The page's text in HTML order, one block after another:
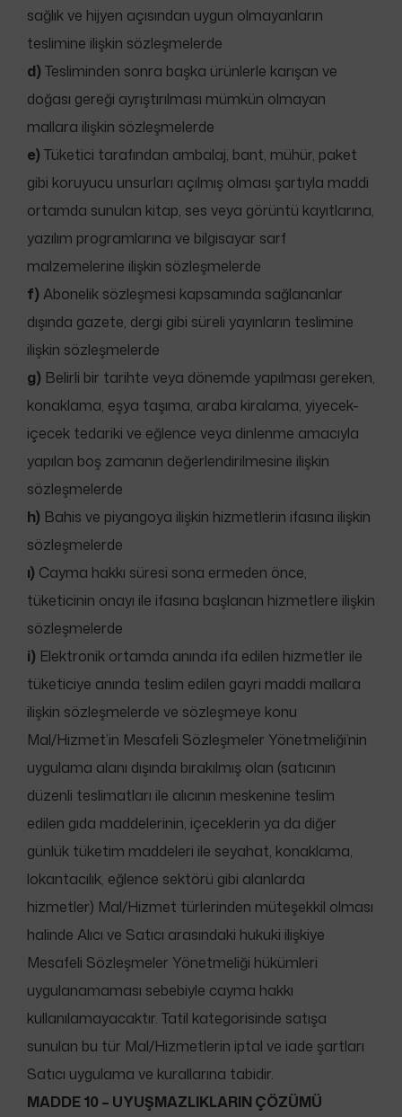
sağlık ve hijyen açısından uygun olmayanların
teslimine ilişkin sözleşmelerde
d) Tesliminden sonra başka ürünlerle karışan ve
doğası gereği ayrıştırılması mümkün olmayan
mallara ilişkin sözleşmelerde
e) Tüketici tarafından ambalaj, bant, mühür, paket
gibi koruyucu unsurları açılmış olması şartıyla maddi
ortamda sunulan kitap, ses veya görüntü kayıtlarına,
yazılım programlarına ve bilgisayar sarf
malzemelerine ilişkin sözleşmelerde
f) Abonelik sözleşmesi kapsamında sağlananlar
dışında gazete, dergi gibi süreli yayınların teslimine
ilişkin sözleşmelerde
g) Belirli bir tarihte veya dönemde yapılması gereken,
konaklama, eşya taşıma, araba kiralama, yiyecek-
içecek tedariki ve eğlence veya dinlenme amacıyla
yapılan boş zamanın değerlendirilmesine ilişkin
sözleşmelerde
h) Bahis ve piyangoya ilişkin hizmetlerin ifasına ilişkin
sözleşmelerde
ı) Cayma hakkı süresi sona ermeden önce,
tüketicinin onayı ile ifasına başlanan hizmetlere ilişkin
sözleşmelerde
i) Elektronik ortamda anında ifa edilen hizmetler ile
tüketiciye anında teslim edilen gayri maddi mallara
ilişkin sözleşmelerde ve sözleşmeye konu
Mal/Hizmet’in Mesafeli Sözleşmeler Yönetmeliği’nin
uygulama alanı dışında bırakılmış olan (satıcının
düzenli teslimatları ile alıcının meskenine teslim
edilen gıda maddelerinin, içeceklerin ya da diğer
günlük tüketim maddeleri ile seyahat, konaklama,
lokantacılık, eğlence sektörü gibi alanlarda
hizmetler) Mal/Hizmet türlerinden müteşekkil olması
halinde Alıcı ve Satıcı arasındaki hukuki ilişkiye
Mesafeli Sözleşmeler Yönetmeliği hükümleri
uygulanamaması sebebiyle cayma hakkı
kullanılamayacaktır. Tatil kategorisinde satışa
sunulan bu tür Mal/Hizmetlerin iptal ve iade şartları
Satıcı uygulama ve kurallarına tabidir.
MADDE 10 – UYUŞMAZLIKLARIN ÇÖZÜMÜ